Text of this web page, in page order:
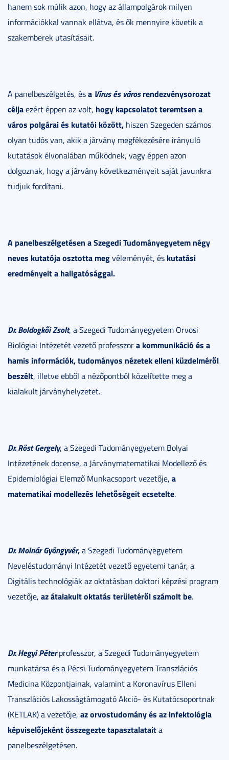
hanem sok múlik azon, hogy az állampolgárok milyen
információkkal vannak ellátva, és ők mennyire követik a
szakemberek utasításait.
A panelbeszélgetés, ésa Vírus és városrendezvénysorozat
céljaezért éppen az volt, hogy kapcsolatot teremtsen a
város polgárai és kutatói között, hiszen Szegeden számos
olyan tudós van, akik a járvány megfékezésére irányuló
kutatások élvonalában működnek, vagy éppen azon
dolgoznak, hogy a járvány következményeit saját javunkra
tudjuk fordítani.
A panelbeszélgetésen a Szegedi Tudományegyetem négy
neves kutatója osztotta megvéleményét, és kutatási
eredményeit a hallgatósággal.
Dr. Boldogkői Zsolt, a Szegedi Tudományegyetem Orvosi
Biológiai Intézetét vezető professzora kommunikáció és a
hamis információk, tudományos nézetek elleni küzdelméről
beszélt, illetve ebből a nézőpontból közelítette meg a
kialakult járványhelyzetet.
Dr. Röst Gergely, a Szegedi Tudományegyetem Bolyai
Intézetének docense, a Járványmatematikai Modellező és
Epidemiológiai Elemző Munkacsoport vezetője, a
matematikai modellezés lehetőségeit ecsetelte.
Dr. Molnár Gyöngyvér,a Szegedi Tudományegyetem
Neveléstudományi Intézetét vezető egyetemi tanár, a
Digitális technológiák az oktatásban doktori képzési program
vezetője, az átalakult oktatás területéről számolt be.
Dr. Hegyi Péterprofesszor, a Szegedi Tudományegyetem
munkatársa és a Pécsi Tudományegyetem Transzlációs
Medicina Központjainak, valamint a Koronavírus Elleni
Transzlációs Lakosságtámogató Akció- és Kutatócsoportnak
(KETLAK) a vezetője, az orvostudomány és az infektológia
képviselőjeként összegezte tapasztalataita
panelbeszélgetésen.